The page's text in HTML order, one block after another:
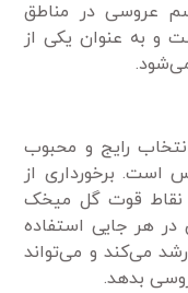
عروسی در مناطق
و به عنوان یکی از
رایج و محبوب
برخورداری از
نقاط قوت گل میخک
هر جایی استفاده
می‌کند و می‌تواند
بدهد.